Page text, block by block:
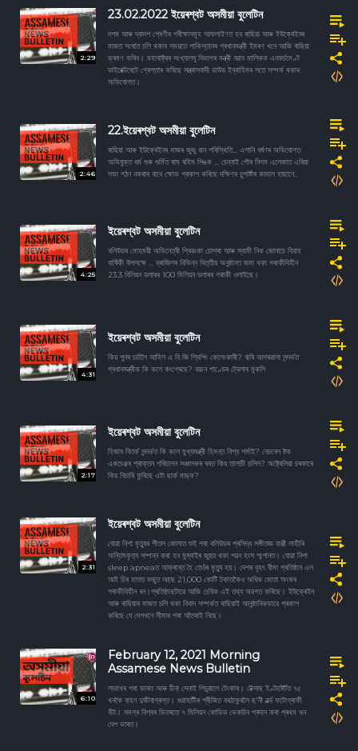
2:29
23.02.2022 ইয়েৰশ্বট অসমীয়া বুলেটিন
দশম আৰু দ্বাদশ শ্ৰেণীৰ পৰীক্ষাসমূহ আফলাইণত হব ৰাছিয়া আৰু ইউক্ৰেইনৰ
মাজত সংঘাত চলি থকাৰ সময়তে পাকিস্তানৰ প্ৰধানমন্ত্ৰী ইমৰণ খনে আজি ৰাছিয়া
ভ্ৰমণ কৰিব। মহাৰাষ্ট্ৰৰ সংখ্যালঘূ বিভাগৰ মন্ত্ৰী নৱাব মালিকক এনফৰ্চমেণ্ট
ডাইৰেক্টৰেটে গ্ৰেপ্তাৰ কৰিছে সন্ত্ৰাসবাদী ডাউড ইব্ৰাহিমৰ সতে সম্পৰ্ক থকাৰ
অভিযোগত।
2:46
22.ইয়েৰশ্বট অসমীয়া বুলেটিন
ৰাছিয়া আৰু ইউক্ৰেইনৰ মাজৰ জুজু ধান পৰিস্থিতি... এলানি ধৰ্ষণৰ অভিযোগত
অভিযুক্ত ধৰ্ম গুৰু গুৰ্মিত ৰাম ৰহিম সিঙক ... চেন্নাই পৌৰ নিগম এলেকাত এৰিয়া
সভা গঠন নকৰাৰ বাবে ক্ষোভ প্ৰকাশ কৰিছে দক্ষিণৰ চুপাৰ্ষ্টাৰ কামাল হাছানে..
4:25
ইয়েৰশ্বট অসমীয়া বুলেটিন
বলিউডৰ মোহময়ী অভিনেত্ৰী প্ৰিয়ংকা চোপ্ৰা আৰু স্বামী নিক জোনাচে বিবাহ
বাৰ্ষিকী উপলক্ষে ... ব্ৰাজিলৰ বিভিন্ন বিত্তীয় অনুষ্ঠানত জমা থকা গৰাকীবিহীন
23.3 বিলিয়ন ডলাৰৰ 100 মিলিয়ন ডলাৰৰ গৰাকী ওলাইছে।
4:31
ইয়েৰশ্বট অসমীয়া বুলেটিন
কিয় পুনৰ চর্চালৈ আহিল এ বি জি শ্বিপিং কেলেংকাৰী? ঋষি আগৰৱালা সন্দৰ্ভত
প্ৰধানমন্ত্ৰীক কি কলে কংগ্ৰেছে? বচ্চন পাণ্ডেৰ ট্রেলাৰ মুকলি
2:17
ইয়েৰশ্বট অসমীয়া বুলেটিন
হিজাব বিতৰ্ক সন্দৰ্ভত কি কলে মুখ্যমন্ত্ৰী হিমন্ত বিশ্ব শৰ্মাই? নেচনেল ষ্টক
একচেঞ্জৰ প্ৰাক্তন পৰিচালন সঞ্চালকৰ ঘৰত কিয় তালাচী চলিল? অষ্ট্ৰেলিয়া চৰকাৰে
কিয় বিচাৰি ফুৰিছে এটা ছাৰ্ক মাছক?
2:31
ইয়েৰশ্বট অসমীয়া বুলেটিন
যোৱা নিশা মৃত্যুৰ শীতল কোলাত শুই পৰা বলিউডৰ প্ৰসিদ্ধ সঙ্গীতজ্ঞ বাপ্পী লাহীৰি
অন্তিমকৃত্য সম্পন্ন কৰা হব মুম্বাইৰ জুহুত থকা পৱন হংস শ্মশানত। যোৱা নিশা
sleep apneaত আক্ৰান্ত হৈ তেওঁৰ মৃত্যু হয়। দেশৰ বৃহৎ বীমা প্ৰতিষ্ঠান এল
আই চিৰ হাতত মজুত আছে 21,000 কোটি টকাতকৈও অধিক মোতা অংকৰ
গৰাকীবিহীন ধন।প্ৰতিষ্ঠানটোৱে আজি চেবিক এই তথ্য অৱগত কৰিছে। ইউক্ৰেইন
আৰু ৰাছিয়াৰ মাজত চলি থকা বিবাদ সম্পৰ্কত ৰাছিয়াই আনুষ্ঠানিকভাৱে প্ৰকাশ
কৰিছে যে দেশখনে সীমাৰ পৰা আঁতৰাই নিছে।
6:10
February 12, 2021 Morning
Assamese News Bulletin
লাডাখৰ পৰা ভাৰত আৰু চীনা সেনাই পিচুৱালে টেংকাৰ। টেক্সাছ ইণ্টাষ্টেৰ্টত ৭৫
খনকৈ বাহন দুৰ্ঘটনাগ্ৰস্ত। গুৱাহাটীৰ শ্ৰীজিত বৰঠাকুৰলৈ ছ'নী ৱৰ্ল্ড ফটোগ্ৰাফী
বঁটা। সমগ্ৰ বিশ্বৰ ভিতৰতে ৭ মিলিয়ন কোভিড ভেকচিন প্ৰদান কৰা প্ৰথম খন
দেশ ভাৰত।